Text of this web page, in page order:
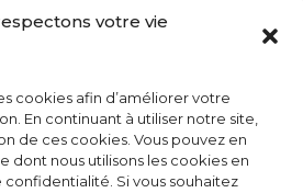
votre vie
cookies afin d’améliorer votre
En continuant à utiliser notre site,
de ces cookies. Vous pouvez en
dont nous utilisons les cookies en
Si vous souhaitez
UN VINYLE COEUR
POCHETTE VINYLE
MON COMPTE
CONTACT